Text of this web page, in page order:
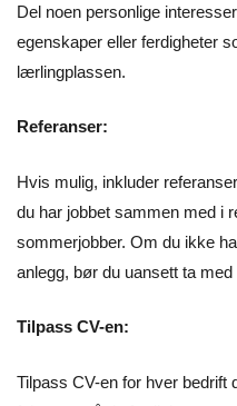
Del noen personlige
egenskaper eller ferdigheter
lærlingplassen.
Referanser:
Hvis mulig, inkluder
du har jobbet sammen med i
sommerjobber. Om du ikke
anlegg, bør du uansett ta
Tilpass CV-en:
Tilpass CV-en for hver